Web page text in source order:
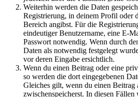
Weiterhin werden die Daten
Registrierung, in deinem Profil oder
Bereich angibst. Für die
eindeutiger Benutzername, eine E-
Passwort notwendig. Wenn durch
Daten als notwendig festgelegt
vor deren Eingabe ersichtlich.
Wenn du einen Beitrag oder eine
so werden die dort eingegebenen
Gleiches gilt, wenn du einen Beitrag
zwischenspeicherst. In diesen